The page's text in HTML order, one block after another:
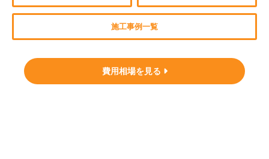
施工事例一覧
費用相場を見る